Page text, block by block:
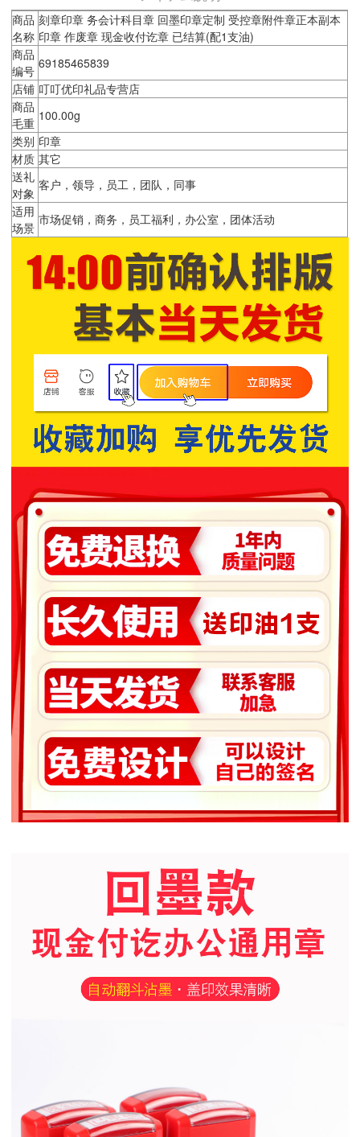
商品
名称
刻章印章 务会计科目章 回墨印章定制 受控章附件章正本副本
印章 作废章 现金收付讫章 已结算(配1支油)
商品
编号 69185465839
店铺 叮叮优印礼品专营店
商品
毛重 100.00g
类别 印章
材质 其它
送礼
对象
客户，领导，员工，团队，同事
适用
场景
市场促销，商务，员工福利，办公室，团体活动